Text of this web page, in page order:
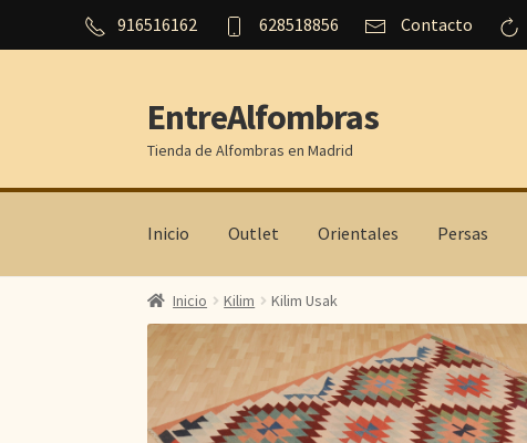
916516162 628518856 Contacto
Ir
a
la
navegación
Ir
al
contenido
EntreAlfombras
Tienda de Alfombras en Madrid
Inicio Outlet Orientales Persas
Inicio Kilim Kilim Usak